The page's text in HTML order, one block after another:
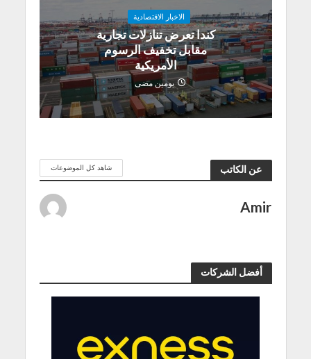
الاخبار الاقتصادية
كندا تعرض تنازلات تجارية
مقابل تخفيف الرسوم
الأمريكية
يومين مضى
عن الكاتب شاهد كل الموضوعات
Amir
أفضل الشركات